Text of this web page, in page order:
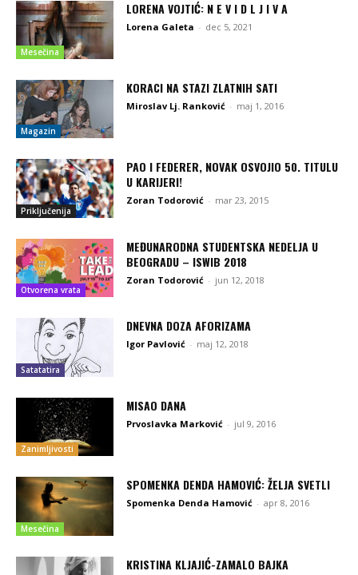
Mesečina
LORENA VOJTIĆ: N E V I D L J I V A
Lorena Galeta - dec 5, 2021
Magazin
KORACI NA STAZI ZLATNIH SATI
Miroslav Lj. Ranković - maj 1, 2016
Priključenija
PAO I FEDERER, NOVAK OSVOJIO 50. TITULU
U KARIJERI!
Zoran Todorović - mar 23, 2015
Otvorena vrata
MEĐUNARODNA STUDENTSKA NEDELJA U
BEOGRADU – ISWIB 2018
Zoran Todorović - jun 12, 2018
Satatatira
DNEVNA DOZA AFORIZAMA
Igor Pavlović - maj 12, 2018
Zanimljivosti
MISAO DANA
Prvoslavka Marković - jul 9, 2016
Mesečina
SPOMENKA DENDA HAMOVIĆ: ŽELJA SVETLI
Spomenka Denda Hamović - apr 8, 2016
KRISTINA KLJAJIĆ-ZAMALO BAJKA